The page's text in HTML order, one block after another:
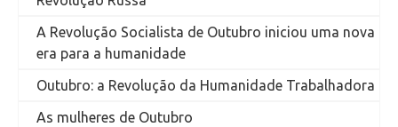
A Revolução Socialista de Outubro iniciou uma nova
era para a humanidade
Outubro: a Revolução da Humanidade Trabalhadora
As mulheres de Outubro